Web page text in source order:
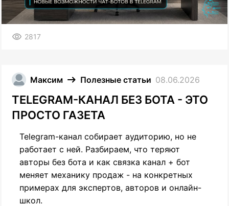
2817
Максим Полезные статьи 08.06.2026
TELEGRAM-КАНАЛ БЕЗ БОТА - ЭТО
ПРОСТО ГАЗЕТА
Telegram-канал собирает аудиторию, но не
работает с ней. Разбираем, что теряют
авторы без бота и как связка канал + бот
меняет механику продаж - на конкретных
примерах для экспертов, авторов и онлайн-
школ.